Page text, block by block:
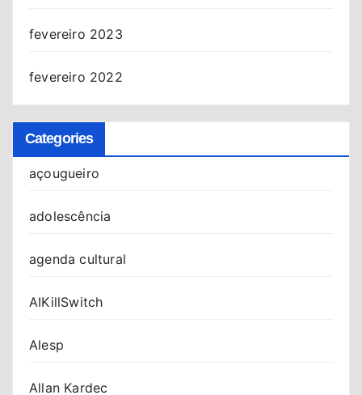
fevereiro 2023
fevereiro 2022
Categories
açougueiro
adolescência
agenda cultural
AIKillSwitch
Alesp
Allan Kardec